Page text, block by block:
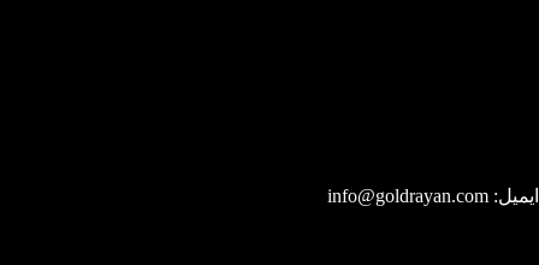
ایمیل: info@goldrayan.com